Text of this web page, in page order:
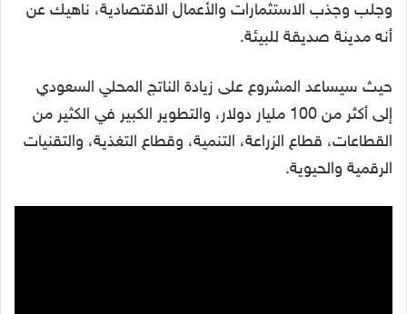
وجلب وجذب الاستثمارات والأعمال الاقتصادية، ناهيك عن
أنه مدينة صديقة للبيئة.
حيث سيساعد المشروع على زيادة الناتج المحلي السعودي
إلى أكثر من 100 مليار دولار، والتطوير الكبير في الكثير من
القطاعات، قطاع الزراعة، التنمية، وقطاع التغذية، والتقنيات
الرقمية والحيوية.